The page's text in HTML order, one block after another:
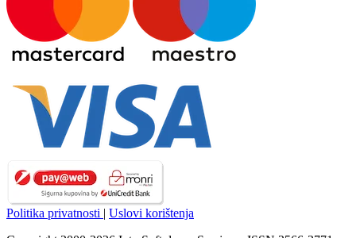
Politika privatnosti | Uslovi korištenja